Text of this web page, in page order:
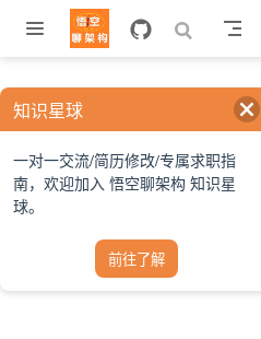
跳至主要內容
知识星球
一对一交流/简历修改/专属求职指
南，欢迎加入 悟空聊架构 知识星
球。
前往了解